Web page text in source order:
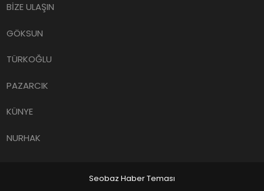
BİZE ULAŞIN
GÖKSUN
TÜRKOĞLU
PAZARCIK
KÜNYE
NURHAK
Seobaz Haber Teması